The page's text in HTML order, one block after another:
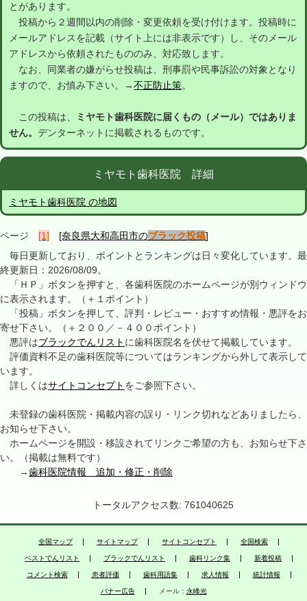
とがあります。
投稿から２週間以内の削除・変更依頼を受け付けます。投稿時に
メールアドレスを記載（サイト上には非表示です）し、そのメール
アドレスから依頼されたもののみ、対応致します。
なお、同業者の嫌がらせ投稿は、刑事罰や民事訴訟の対象となり
ますので、お慎み下さい。→不正防止策。
この投稿は、
ミヤモト歯科医院に届くもの（メール）ではありま
せん。 デンターネットに掲載されるものです。
ミヤモト歯科医院 詳細
ミヤモト歯科医院 の地図
ページ [1] [奈良県大和高田市のブラック投稿]
毎日更新しており、ポイントとランキングは日々変化しています。最
終更新日：2026/08/09。
「ＨＰ」ボタンを押すと、各歯科医院のホームページが別ウィンドウ
に表示されます。（＋１ポイント）
「投稿」ボタンを押して、評判・レビュー・おすすめ情報・悪評をお
寄せ下さい。（＋２００／－４００ポイント）
悪評はブラックでんリスト に歯科医院名を伏せて掲載しています。
評価資料不足の歯科医院等についてはランキングから外して表示して
います。
詳しくはサイトコンセプト をご参照下さい。
未登録の歯科医院・掲載内容の誤り・リンク切れなどありましたら、
お知らせ下さい。
ホームページを開設・移設されてリンクご希望の方も、お知らせ下さ
い。（掲載は無料です）
→歯科医院情報 追加・修正・削除
トータルアクセス数: 761040625
全国マップ サイトマップ サイトコンセプト 全国検索
ベストでんリスト ブラックでんリスト 歯科リンク集 新着投稿
コメント検索 患者評価 歯科用語集 求人情報 統計情報
バナー広告 メール： 永峰光